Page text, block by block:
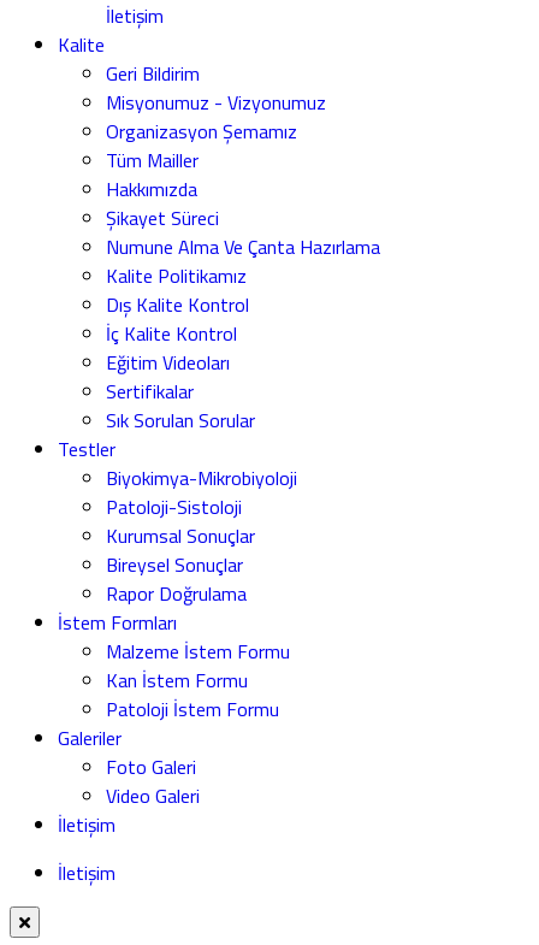
İletişim
Kalite
Geri Bildirim
Misyonumuz - Vizyonumuz
Organizasyon Şemamız
Tüm Mailler
Hakkımızda
Şikayet Süreci
Numune Alma Ve Çanta Hazırlama
Kalite Politikamız
Dış Kalite Kontrol
İç Kalite Kontrol
Eğitim Videoları
Sertifikalar
Sık Sorulan Sorular
Testler
Biyokimya-Mikrobiyoloji
Patoloji-Sistoloji
Kurumsal Sonuçlar
Bireysel Sonuçlar
Rapor Doğrulama
İstem Formları
Malzeme İstem Formu
Kan İstem Formu
Patoloji İstem Formu
Galeriler
Foto Galeri
Video Galeri
İletişim
İletişim